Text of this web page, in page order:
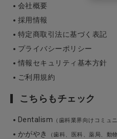
Ｘ線・カルテ・スタンプ
衛生用品（ガーゼ・コット
書籍・ＣＤ＆ＤＶＤ
訳あり
会社概要
採用情報
特定商取引法に基づく表記
プライバシーポリシー
情報セキュリティ基本方針
ご利用規約
こちらもチェック
Dentalism （歯科業界向けコミュ
かがやき （歯科、医科、薬局、動